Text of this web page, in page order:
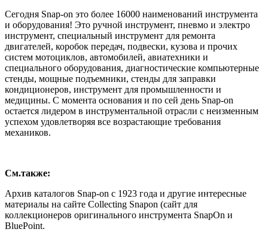
Сегодня Snap-on это более 16000 наименований инструмента
и оборудования! Это ручной инструмент, пневмо и электро
инструмент, специальный инструмент для ремонта
двигателей, коробок передач, подвески, кузова и прочих
систем мотоциклов, автомобилей, авиатехники и
специального оборудования, диагностические компьютерные
стенды, мощные подъемники, стенды для заправки
кондиционеров, инструмент для промышленности и
медицины. С момента основания и по сей день Snap-on
остается лидером в инструментальной отрасли с неизменным
успехом удовлетворяя все возрастающие требования
механиков.
См.также:
Архив каталогов Snap-on с 1923 года и другие интересные
материалы на сайте Collecting Snapon (сайт для
коллекционеров оригинального инструмента SnapOn и
BluePoint.